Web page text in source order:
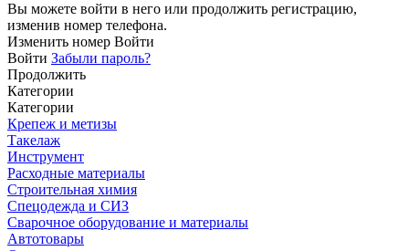
Вы можете войти в него или продолжить регистрацию,
изменив номер телефона.
Изменить номер Войти
Войти Забыли пароль?
Продолжить
Категории
Категории
Крепеж и метизы
Такелаж
Инструмент
Расходные материалы
Строительная химия
Спецодежда и СИЗ
Сварочное оборудование и материалы
Автотовары